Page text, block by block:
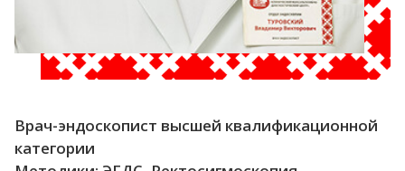
Врач-эндоскопист высшей квалификационной
категории